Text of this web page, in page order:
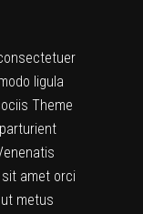
ligula
Theme
amet orci
metus